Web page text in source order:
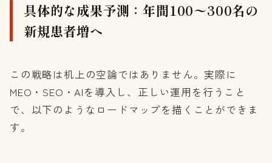
具体的な成果予測：年間100〜300名の
新規患者増へ
この戦略は机上の空論ではありません。実際に
MEO・SEO・AIを導入し、正しい運用を行うこと
で、以下のようなロードマップを描くことができま
す。